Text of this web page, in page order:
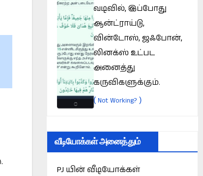
வடிவில், இப்போது
ஆன்ட்ராய்டு,
வின்டோஸ், ஜஃபோன்,
லினக்ஸ் உட்பட
அனைத்து
கருவிகளுக்கும்.
(Not Working? )
வீடியோக்கள் அனைத்தும்
PJ யின் வீடியோக்கள்